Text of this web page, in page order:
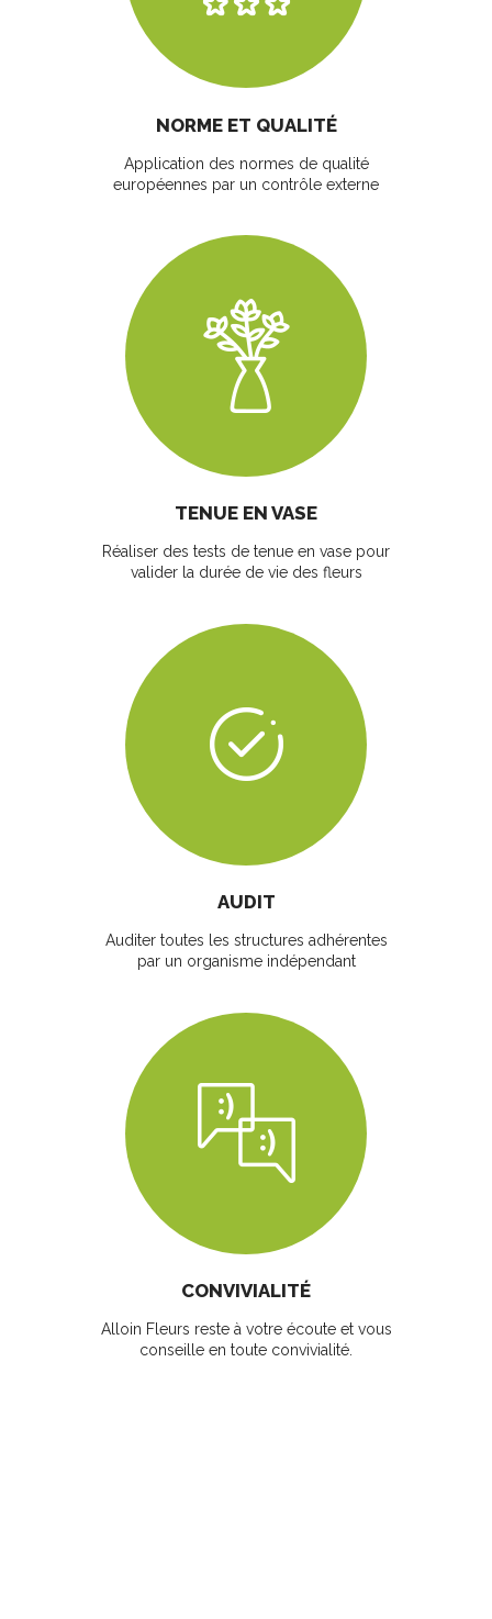
NORME ET QUALITÉ
Application des normes de qualité
européennes par un contrôle externe
TENUE EN VASE
Réaliser des tests de tenue en vase pour
valider la durée de vie des fleurs
AUDIT
Auditer toutes les structures adhérentes
par un organisme indépendant
CONVIVIALITÉ
Alloin Fleurs reste à votre écoute et vous
conseille en toute convivialité.